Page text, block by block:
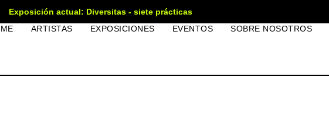
Exposición actual: Diversitas - siete prácticas
ARTISTAS EXPOSICIONES EVENTOS SOBRE NOSOTROS